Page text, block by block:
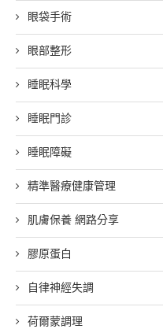
眼袋手術
眼部整形
睡眠科學
睡眠門診
睡眠障礙
精準醫療健康管理
肌膚保養 網路分享
膠原蛋白
自律神經失調
荷爾蒙調理